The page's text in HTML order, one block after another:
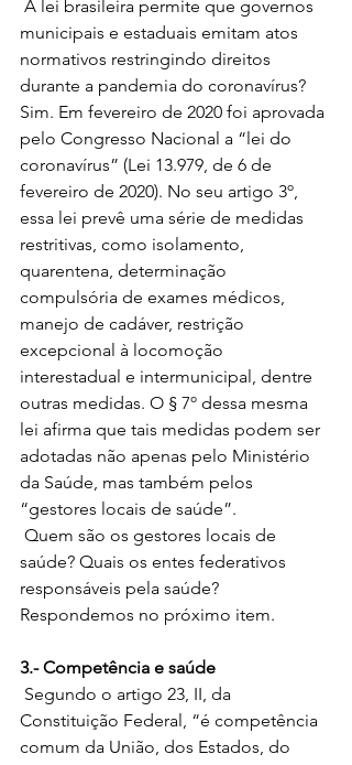
municipais e estaduais emitam atos
normativos restringindo direitos
durante a pandemia do coronavírus?
Sim. Em fevereiro de 2020 foi aprovada
pelo Congresso Nacional a “lei do
coronavírus” (Lei 13.979, de 6 de
fevereiro de 2020). No seu artigo 3º,
essa lei prevê uma série de medidas
restritivas, como isolamento,
quarentena, determinação
compulsória de exames médicos,
manejo de cadáver, restrição
excepcional à locomoção
interestadual e intermunicipal, dentre
outras medidas. O § 7º dessa mesma
lei afirma que tais medidas podem ser
adotadas não apenas pelo Ministério
da Saúde, mas também pelos
“gestores locais de saúde”.
saúde? Quais os entes federativos
responsáveis pela saúde?
Respondemos no próximo item.
3.- Competência e saúde
Constituição Federal, “é competência
comum da União, dos Estados, do